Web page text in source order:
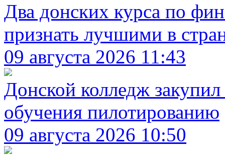
Два донских курса по
признать лучшими в
09 августа 2026 11:43
Донской колледж
обучения пилотированию
09 августа 2026 10:50